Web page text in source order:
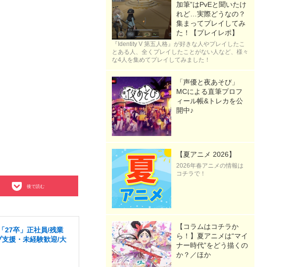
後で読む
27卒」正社員/残業
援・未経験歓迎/大
加筆”はPvEと聞いたけ
れど…実際どうなの？
集まってプレイしてみ
た！【プレイレポ】
『Identity V 第五人格』が好きな人やプレイしたこ
とある人、全くプレイしたことがない人など、様々
な4人を集めてプレイしてみました！
「声優と夜あそび」
MCによる直筆プロフ
ィール帳&トレカを公
開中♪
【夏アニメ 2026】
2026年春アニメの情報は
コチラで！
【コラムはコチラか
ら！】夏アニメは“マイ
ナー時代”をどう描くの
か？／ほか